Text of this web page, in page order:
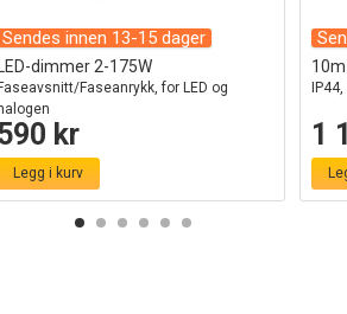
Sendes innen 13-15 dager
LED-dimmer 2-175W
Faseavsnitt/Faseanrykk, for LED og
halogen
kr
Legg i kurv
1